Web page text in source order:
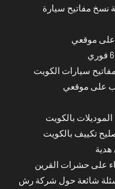
نسخ مفاتيح سيارة
سيارات الكويت
بالكويت
تكييف بالكويت
على حشرات القرين
شائعة حول شركة رش